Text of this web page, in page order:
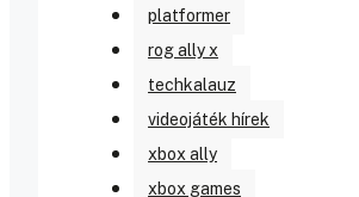
platformer
rog ally x
techkalauz
videojáték hírek
xbox ally
xbox games